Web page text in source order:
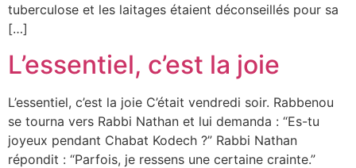
tuberculose et les laitages étaient déconseillés pour sa
[…]
L’essentiel, c’est la joie
L’essentiel, c’est la joie C’était vendredi soir. Rabbenou
se tourna vers Rabbi Nathan et lui demanda : “Es-tu
joyeux pendant Chabat Kodech ?” Rabbi Nathan
répondit : “Parfois, je ressens une certaine crainte.”